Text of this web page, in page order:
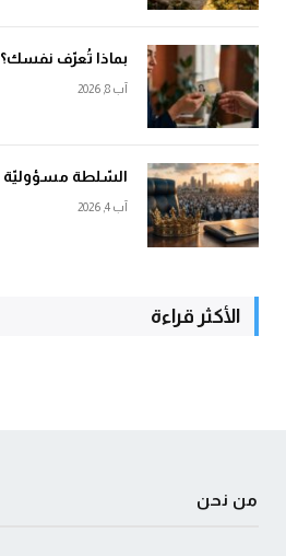
بماذا تُعرّف نفسك؟
آب 8, 2026
السّلطة مسؤوليّة
آب 4, 2026
الأكثر قراءة
من نحن